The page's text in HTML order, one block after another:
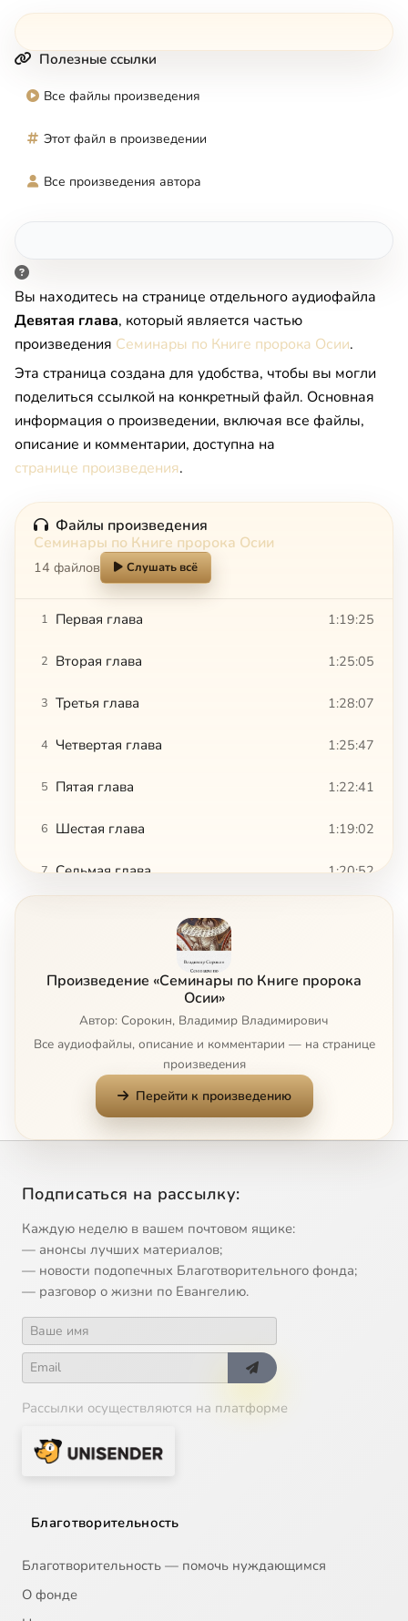
Полезные ссылки
Все файлы произведения
Этот файл в произведении
Все произведения автора
Вы находитесь на странице отдельного аудиофайла
Девятая глава, который является частью
произведения Семинары по Книге пророка Осии.
Эта страница создана для удобства, чтобы вы могли
поделиться ссылкой на конкретный файл. Основная
информация о произведении, включая все файлы,
описание и комментарии, доступна на
странице произведения.
Файлы произведения
Семинары по Книге пророка Осии
14 файлов Слушать всё
1 Первая глава 1:19:25
2 Вторая глава 1:25:05
3 Третья глава 1:28:07
4 Четвертая глава 1:25:47
5 Пятая глава 1:22:41
6 Шестая глава 1:19:02
7 Седьмая глава 1:20:52
11 Одинадцатая глава 2:12:29
Двенадцатая глава
Тринадцатая глава
Произведение «Семинары по Книге пророка
Осии»
Автор: Сорокин, Владимир Владимирович
Все аудиофайлы, описание и комментарии — на странице
произведения
Перейти к произведению
Подписаться на рассылку:
Каждую неделю в вашем почтовом ящике:
— анонсы лучших материалов;
— новости подопечных Благотворительного фонда;
— разговор о жизни по Евангелию.
Рассылки осуществляются на платформе
Благотворительность
Благотворительность — помочь нуждающимся
О фонде